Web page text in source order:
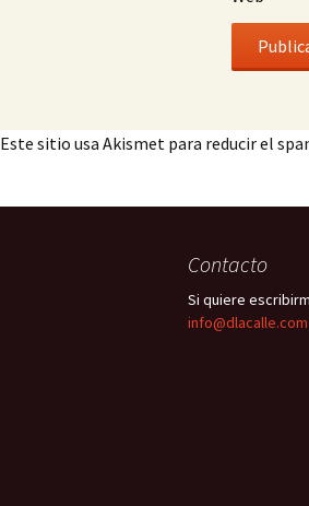
Este sitio usa Akismet para reducir el
Contacto
Si quiere
info@dlacalle.com